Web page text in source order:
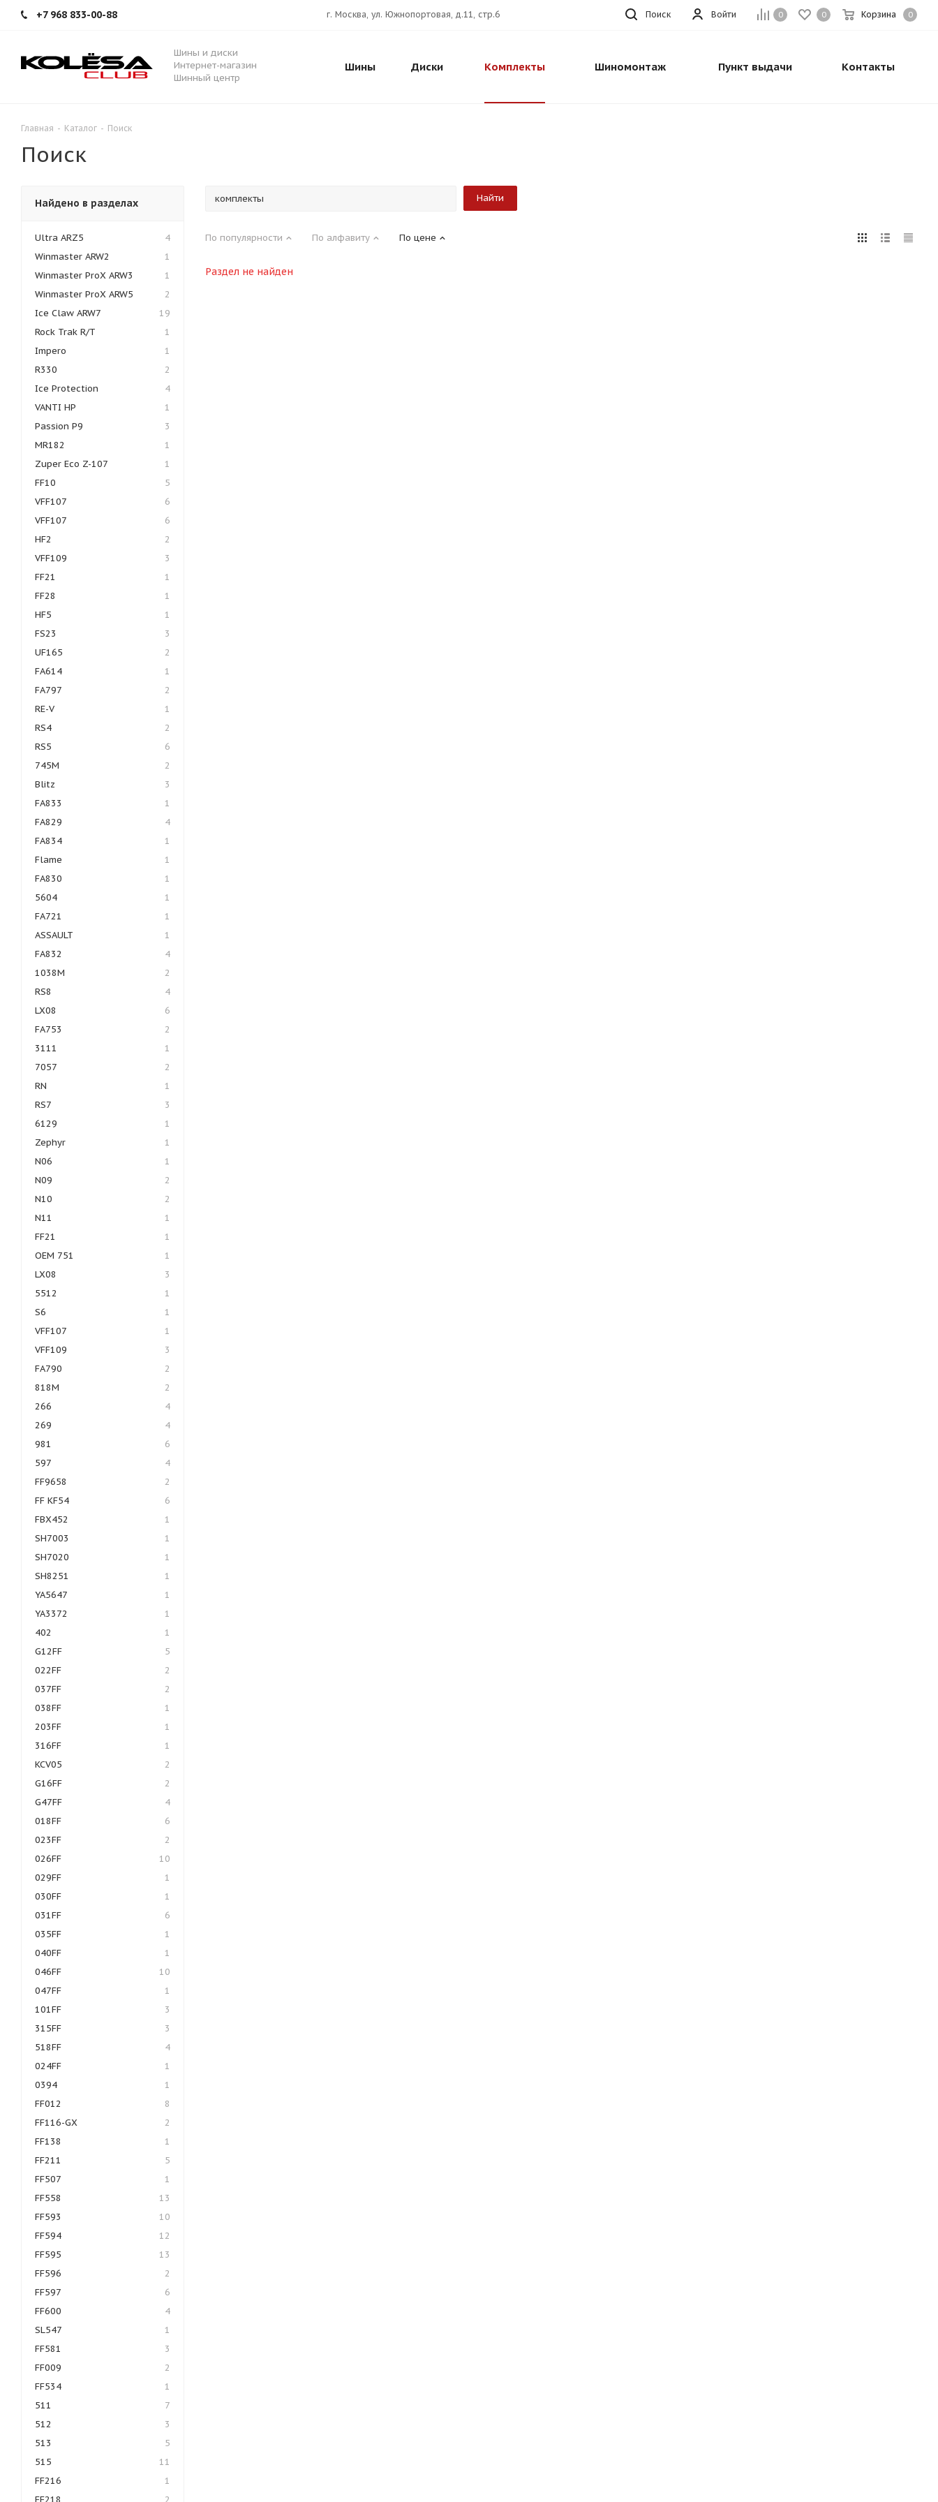
+7 968 833-00-88 0 0 Корзина 0
Войти
г. Москва, ул. Южнопортовая, д.11, стр.6 Поиск
Шины и диски
Интернет-магазин
Шинный центр
Шины Диски Комплекты Шиномонтаж Пункт выдачи Контакты
Главная - Каталог - Поиск
Поиск
По популярности По алфавиту По цене
Раздел не найден
Найдено в разделах
Ultra ARZ5
4
Winmaster ARW2
1
Winmaster ProX ARW3
1
Winmaster ProX ARW5
2
Ice Claw ARW7
19
Rock Trak R/T
1
Impero
1
R330
2
Ice Protection
4
VANTI HP
1
Passion P9
3
MR182
1
Zuper Eco Z-107
1
FF10
5
VFF107
6
VFF107
6
HF2
2
VFF109
3
FF21
1
FF28
1
HF5
1
FS23
3
UF165
2
FA614
1
FA797
2
RE-V
1
RS4
2
RS5
6
745M
2
Blitz
3
FA833
1
FA829
4
FA834
1
Flame
1
FA830
1
5604
1
FA721
1
ASSAULT
1
FA832
4
1038M
2
RS8
4
LX08
6
FA753
2
3111
1
7057
2
RN
1
RS7
3
6129
1
Zephyr
1
N06
1
N09
2
N10
2
N11
1
FF21
1
OEM 751
1
LX08
3
5512
1
S6
1
VFF107
1
VFF109
3
FA790
2
818M
2
266
4
269
4
981
6
597
4
FF9658
2
FF KF54
6
FBX452
1
SH7003
1
SH7020
1
SH8251
1
YA5647
1
YA3372
1
402
1
G12FF
5
022FF
2
037FF
2
038FF
1
203FF
1
316FF
1
KCV05
2
G16FF
2
G47FF
4
018FF
6
023FF
2
026FF
10
029FF
1
030FF
1
031FF
6
035FF
1
040FF
1
046FF
10
047FF
1
101FF
3
315FF
3
518FF
4
024FF
1
0394
1
FF012
8
FF116-GX
2
FF138
1
FF211
5
FF507
1
FF558
13
FF593
10
FF594
12
FF595
13
FF596
2
FF597
6
FF600
4
SL547
1
FF581
3
FF009
2
FF534
1
511
7
512
3
513
5
515
11
FF216
1
FF218
2